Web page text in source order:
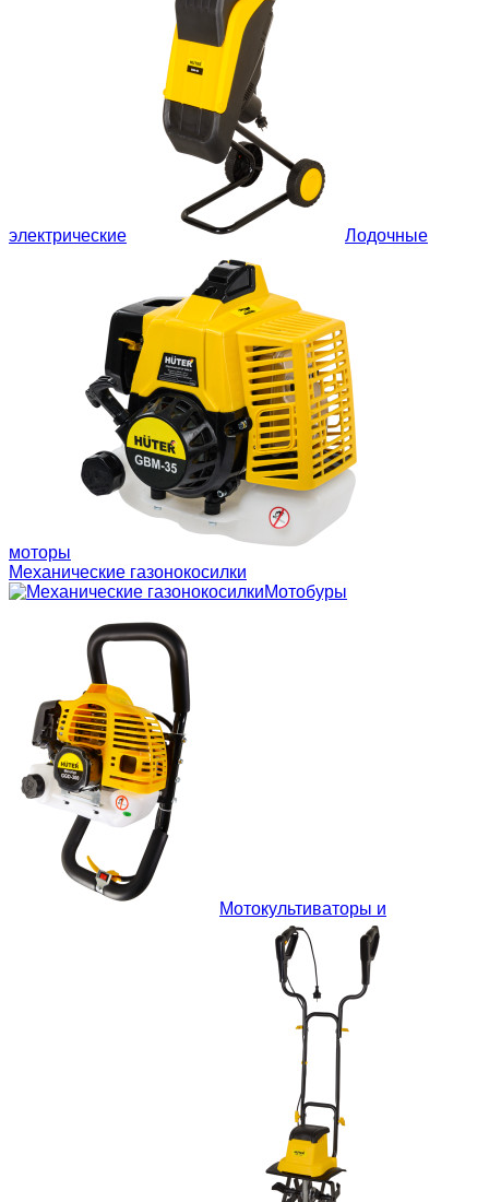
электрические Лодочные
моторы
Механические газонокосилки
Мотобуры
Мотокультиваторы и